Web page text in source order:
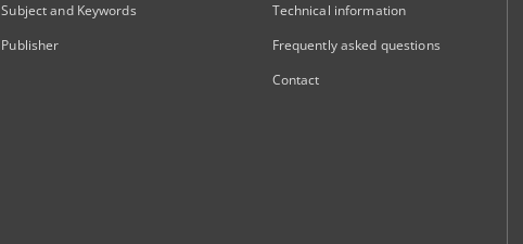
Subject and Keywords
Publisher
Technical information
Frequently asked questions
Contact